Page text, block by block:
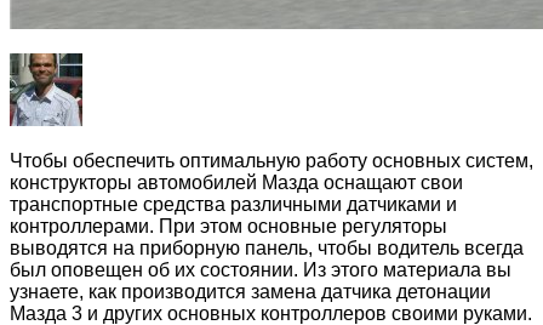
Чтобы обеспечить оптимальную работу основных систем,
конструкторы автомобилей Мазда оснащают свои
транспортные средства различными датчиками и
контроллерами. При этом основные регуляторы
выводятся на приборную панель, чтобы водитель всегда
был оповещен об их состоянии. Из этого материала вы
узнаете, как производится замена датчика детонации
Мазда 3 и других основных контроллеров своими руками.